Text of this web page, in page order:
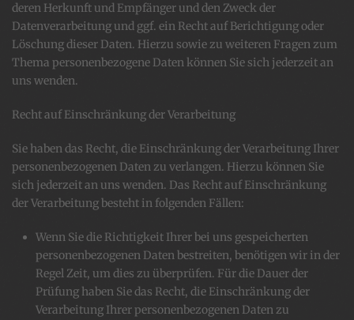
deren Herkunft und Empfänger und den Zweck der
Datenverarbeitung und ggf. ein Recht auf Berichtigung oder
Löschung dieser Daten. Hierzu sowie zu weiteren Fragen zum
Thema personenbezogene Daten können Sie sich jederzeit an
uns wenden.
Recht auf Einschränkung der Verarbeitung
Sie haben das Recht, die Einschränkung der Verarbeitung Ihrer
personenbezogenen Daten zu verlangen. Hierzu können Sie
sich jederzeit an uns wenden. Das Recht auf Einschränkung
der Verarbeitung besteht in folgenden Fällen:
Wenn Sie die Richtigkeit Ihrer bei uns gespeicherten
personenbezogenen Daten bestreiten, benötigen wir in der
Regel Zeit, um dies zu überprüfen. Für die Dauer der
Prüfung haben Sie das Recht, die Einschränkung der
Verarbeitung Ihrer personenbezogenen Daten zu